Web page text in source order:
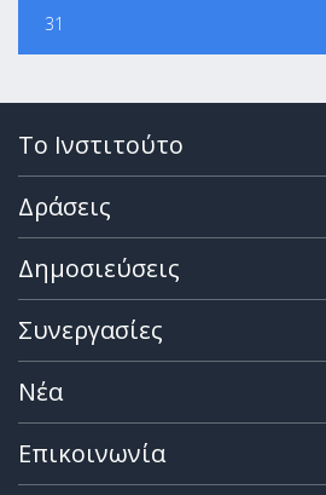
31
Το Ινστιτούτο
Δράσεις
Δημοσιεύσεις
Συνεργασίες
Νέα
Επικοινωνία